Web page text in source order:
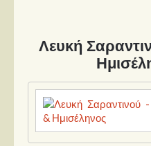
Λευκή